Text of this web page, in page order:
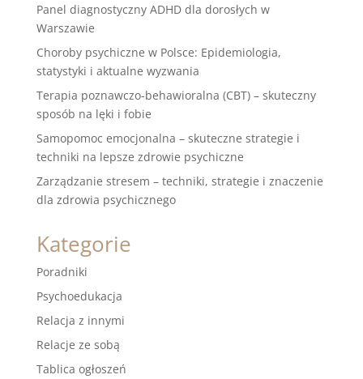
Panel diagnostyczny ADHD dla dorosłych w
Warszawie
Choroby psychiczne w Polsce: Epidemiologia,
statystyki i aktualne wyzwania
Terapia poznawczo-behawioralna (CBT) – skuteczny
sposób na lęki i fobie
Samopomoc emocjonalna – skuteczne strategie i
techniki na lepsze zdrowie psychiczne
Zarządzanie stresem – techniki, strategie i znaczenie
dla zdrowia psychicznego
Kategorie
Poradniki
Psychoedukacja
Relacja z innymi
Relacje ze sobą
Tablica ogłoszeń